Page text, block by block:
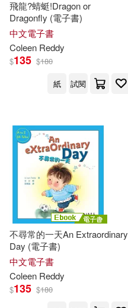
飛龍?蜻蜓!Dragon or
Dragonfly (電子書)
中文電子書
Coleen Reddy
$135 $180
紙
試閱
不尋常的一天An Extraordinary
Day (電子書)
中文電子書
Coleen Reddy
$135 $180